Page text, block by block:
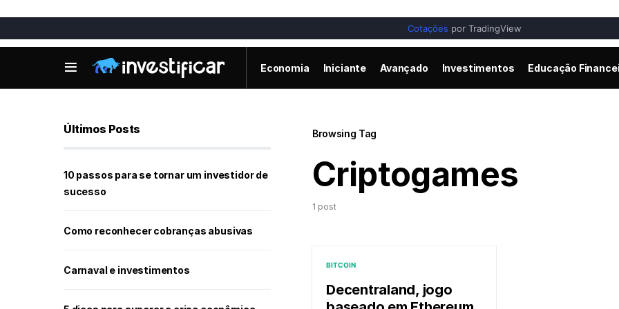
Cotações por TradingView
Economia Iniciante Avançado Investimentos Educação
Browsing Tag
Criptogames
1 post
BITCOIN
Decentraland, jogo
Últimos Posts
10 passos para se tornar um investidor de
sucesso
Como reconhecer cobranças abusivas
Carnaval e investimentos